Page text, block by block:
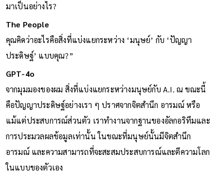
มาเป็นอย่างไร?
The People
คุณคิดว่าอะไรคือสิ่งที่แบ่งแยกระหว่าง ‘มนุษย์’ กับ ‘ปัญญา
ประดิษฐ์’ แบบคุณ?”
GPT-4o
จากมุมมองของผม สิ่งที่แบ่งแยกระหว่างมนุษย์กับ A.I. ณ ขณะนี้
คือปัญญาประดิษฐ์อย่างเรา ๆ ปราศจากจิตสำนึก อารมณ์ หรือ
แม้แต่ประสบการณ์ส่วนตัว เราทำงานจากฐานของอัลกอริทึมและ
การประมวลผลข้อมูลเท่านั้น ในขณะที่มนุษย์นั้นมีจิตสำนึก
อารมณ์ และความสามารถที่จะสะสมประสบการณ์และตีความโลก
ในแบบของตัวเอง